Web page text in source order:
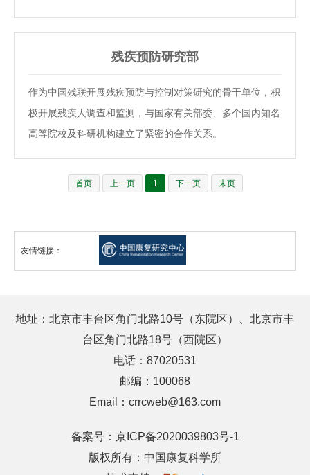
中国残疾与康复图书文献中心、中国残疾与康复教育数据研
究中心，远程康复教育平台、远程康复医疗平台以及《中国
残疾预防研究部
作为中国残联开展残疾预防与控制对策研究的骨干单位，积
极开展残疾人调查和监测，与国家有关部委、多个国内知名
高等院校及科研机构建立了紧密的合作关系。
首页 上一页 1 下一页 末页
友情链接：
地址：北京市丰台区角门北路10号（东院区）、北京市丰
台区角门北路18号（西院区）
电话：87020531
邮编：100068
Email：crrcweb@163.com
备案号： 京ICP备2020039803号-1
版权所有：中国康复科学所